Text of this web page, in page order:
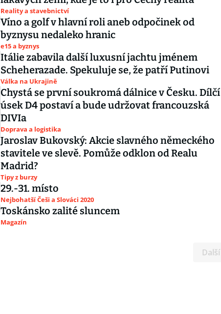
Reality a stavebnictví
Víno a golf v hlavní roli aneb odpočinek od
byznysu nedaleko hranic
e15 a byznys
Itálie zabavila další luxusní jachtu jménem
Scheherazade. Spekuluje se, že patří Putinovi
Válka na Ukrajině
Chystá se první soukromá dálnice v Česku. Dílčí
úsek D4 postaví a bude udržovat francouzská
DIVIa
Doprava a logistika
Jaroslav Bukovský: Akcie slavného německého
stavitele ve slevě. Pomůže odklon od Realu
Madrid?
Tipy z burzy
29.-31. místo
Nejbohatší Češi a Slováci 2020
Toskánsko zalité sluncem
Magazín
Další